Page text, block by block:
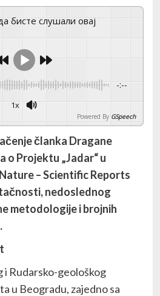
-:--
1x
Powered By GSpeech
članka Dragane
o Projektu „Jadar“ u
– Scientific Reports
nedoslednog
metodologije i brojnih
Rudarsko-geološkog
u Beogradu, zajedno sa